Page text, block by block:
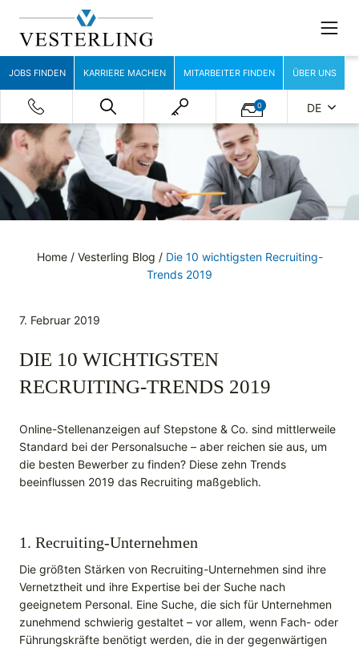
JOBS FINDEN KARRIERE MACHEN MITARBEITER FINDEN ÜBER UNS
0 DE
Home/ Vesterling Blog / Die 10 wichtigsten Recruiting-
Trends 2019
7. Februar 2019
DIE 10 WICHTIGSTEN
RECRUITING-TRENDS 2019
Online-Stellenanzeigen auf Stepstone & Co. sind mittlerweile
Standard bei der Personalsuche – aber reichen sie aus, um
die besten Bewerber zu finden? Diese zehn Trends
beeinflussen 2019 das Recruiting maßgeblich.
1. Recruiting-Unternehmen
Die größten Stärken von Recruiting-Unternehmen sind ihre
Vernetztheit und ihre Expertise bei der Suche nach
geeignetem Personal. Eine Suche, die sich für Unternehmen
zunehmend schwierig gestaltet – vor allem, wenn Fach- oder
Führungskräfte benötigt werden, die in der gegenwärtigen